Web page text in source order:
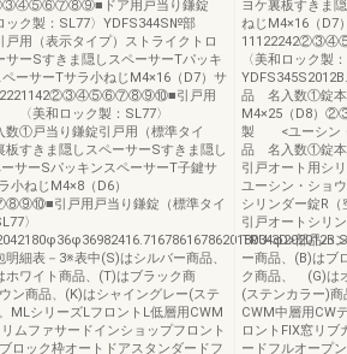
ドア用戸当り鎌錠
ック製：SL77〉YDFS344S№部
用（表示タイプ）ストライクトロ
サーSすきま隠しスペーサーTパッキ
ーサーTサラ小ねじM4×16（D7）サ
引戸用
〈美和ロック製：SL77〉
①戸当り鎌錠引戸用（標準タイ
板すきま隠しスペーサーSすきま隠し
サーSパッキンスペーサーT子鍵サ
小ねじM4×8（D6）
引戸用戸当り鎌錠（標準タイ
〉
細表－3※表中(S)はシルバー商品、
ホワイト商品、(T)はブラック商
ン商品、(K)はシャイングレー(ステ
MLシリーズLフロントL低層用CWM
ムファサードインショップフロント
ロック枠オートドアスタンダードフ
ヨケ裏板すきま
ねじM4×16（D7
〈美和ロック製
品 名入数①錠本
M4×25（D8）
製 <ユーシン・
品 名入数①錠本
引戸オート用シ
ユーシン・ショ
シリンダー錠R
引戸オートシリ
TRU-3D>部品ハ
ー商品、(B)はブ
ク商品、 (G)は
(ステンカラー)
CWM中層用CW
ロントFIX窓リブ
ードフルオープ